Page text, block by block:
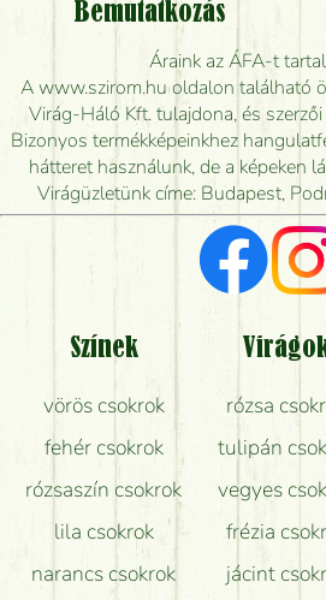
Meddig rendelhetek
kiszállítsák?
Mennyire gyorsan tudják
mikor tudják
Vörös rózsát keresek,
Milyen visszajelzést kapok a
Tényleg azt kapom, ami
Mit kell tudni a
Hogy marad a lehető
Tudok adventi koszorút
Bemutatkozás
Áraink az ÁFA-t
A www.szirom.hu oldalon található
Virág-Háló Kft. tulajdona, és
Bizonyos termékképeinkhez
hátteret használunk, de a képeken
Virágüzletünk címe: Budapest,
Színek
vörös csokrok
fehér csokrok
rózsaszín csokrok
lila csokrok
narancs csokrok
rózsa
tulipán
vegyes
frézia
jácint